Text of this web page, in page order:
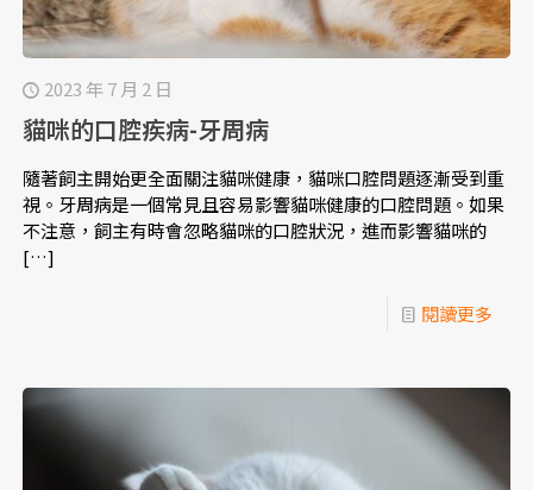
2023 年 7 月 2 日
貓咪的口腔疾病-牙周病
隨著飼主開始更全面關注貓咪健康，貓咪口腔問題逐漸受到重
視。牙周病是一個常見且容易影響貓咪健康的口腔問題。如果
不注意，飼主有時會忽略貓咪的口腔狀況，進而影響貓咪的
[…]
閱讀更多